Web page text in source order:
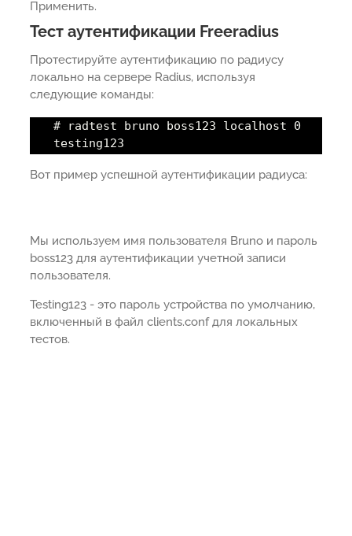
Применить.
Тест аутентификации Freeradius
Протестируйте аутентификацию по радиусу
локально на сервере Radius, используя
следующие команды:
# radtest bruno boss123 localhost 0
testing123
Вот пример успешной аутентификации радиуса:
Мы используем имя пользователя Bruno и пароль
boss123 для аутентификации учетной записи
пользователя.
Testing123 - это пароль устройства по умолчанию,
включенный в файл clients.conf для локальных
тестов.